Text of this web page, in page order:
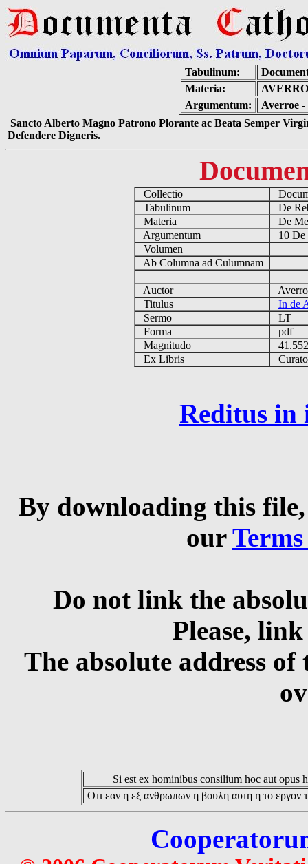
Tabulinum:
Materia:
Argumentum:
Averroe -
Sancto Alberto Magno Patrono Plorante ac Beata Semper
Defendere Digneris.
Collectio
Tabulinum
De
Materia
De
Argumentum
10 De
Volumen
Ab Columna ad Culumnam
Auctor
Titulus
In de
Sermo
LT
Forma
pdf
Magnitudo
Ex Libris
Reditus in
By downloading this
our
Do not link the
Please,
The absolute address
Si est ex hominibus consilium hoc aut opus
Οτι εαν η εξ ανθρωπων η βουλη αυτη η το εργον